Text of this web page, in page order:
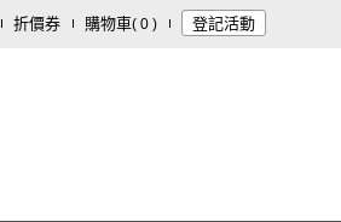
折價券 購物車( 0 ) 登記活動